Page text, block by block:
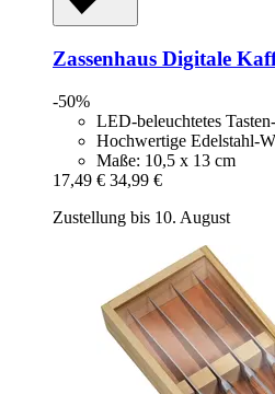
Zassenhaus Digitale
-50%
LED-beleuchtetes
Hochwertige Edelstahl-
Maße: 10,5 x 13 cm
17,49 € 34,99 €
Zustellung bis 10. August